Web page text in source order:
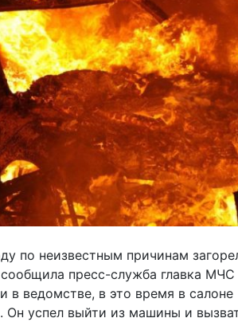
по неизвестным причинам
пресс-служба главка МЧС
в ведомстве, в это время в салоне
Он успел выйти из машины и